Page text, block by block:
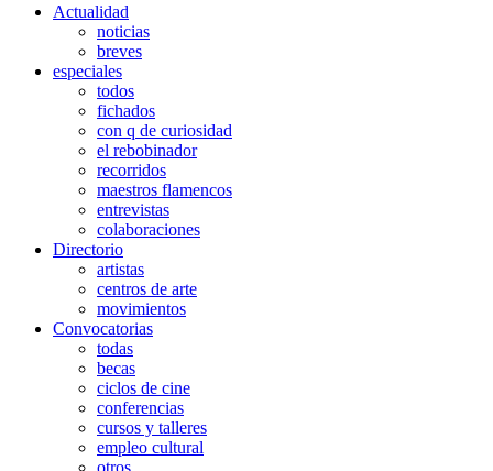
Actualidad
noticias
breves
especiales
todos
fichados
con q de curiosidad
el rebobinador
recorridos
maestros flamencos
entrevistas
colaboraciones
Directorio
artistas
centros de arte
movimientos
Convocatorias
todas
becas
ciclos de cine
conferencias
cursos y talleres
empleo cultural
otros